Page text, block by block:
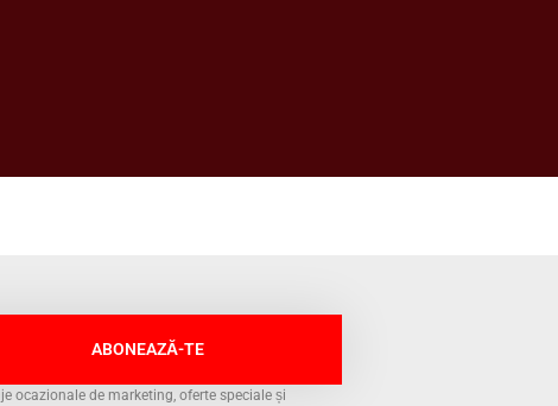
ABONEAZĂ-TE
ocazionale de marketing, oferte speciale și